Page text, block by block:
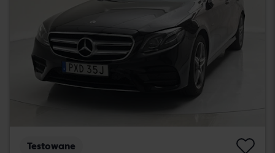
Testowane